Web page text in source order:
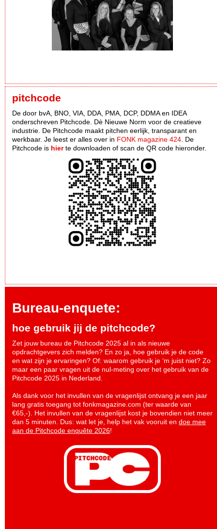
pitchcode
De door bvA, BNO, VIA, DDA, PMA, DCP, DDMA en IDEA
onderschreven Pitchcode. Dè Nieuwe Norm voor de creatieve
industrie. De Pitchcode maakt pitchen eerlijk, transparant en
werkbaar. Je leest er alles over in FONK magazine 424 . De
Pitchcode is hierte downloaden of scan de QR code hieronder.
Bureau-enquete:
hoe gebruik jij de pitchcode?
Zet jouw bureau de Pitchcode 2025 al in als nieuwe
opdrachtgevers zich melden? En zo ja, hoe gebruik je de code
en wat zijn je ervaringen? Of: waarom gebruik je ‘m juist niet? Zo
maar een paar vragen uit de nul-meting over het gebruik van de
Pitchcode 2025 in Nederland.
Als dank voor het invullen van de vragenlijst ontvang je een jaar
lang gratis toegang tot fonkmagazine.com (ter waarde van
€65,-). Het invullen van de vragenlijst kost je bovendien niet meer
dan 5 minuten. Dus: wat let je, help het vak vooruit en doe mee
aan de Pitchcode enquête 2026!